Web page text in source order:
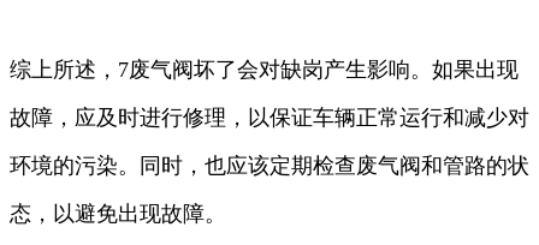
综上所述，7废气阀坏了会对缺岗产生影响。如果出现
故障，应及时进行修理，以保证车辆正常运行和减少对
环境的污染。同时，也应该定期检查废气阀和管路的状
态，以避免出现故障。